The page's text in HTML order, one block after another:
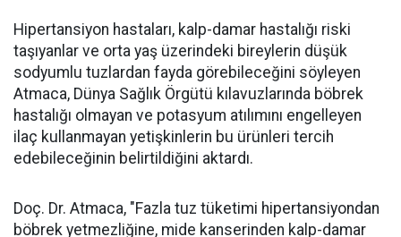
Hipertansiyon hastaları, kalp-damar hastalığı riski
taşıyanlar ve orta yaş üzerindeki bireylerin düşük
sodyumlu tuzlardan fayda görebileceğini söyleyen
Atmaca, Dünya Sağlık Örgütü kılavuzlarında böbrek
hastalığı olmayan ve potasyum atılımını engelleyen
ilaç kullanmayan yetişkinlerin bu ürünleri tercih
edebileceğinin belirtildiğini aktardı.
Doç. Dr. Atmaca, "Fazla tuz tüketimi hipertansiyondan
böbrek yetmezliğine, mide kanserinden kalp-damar